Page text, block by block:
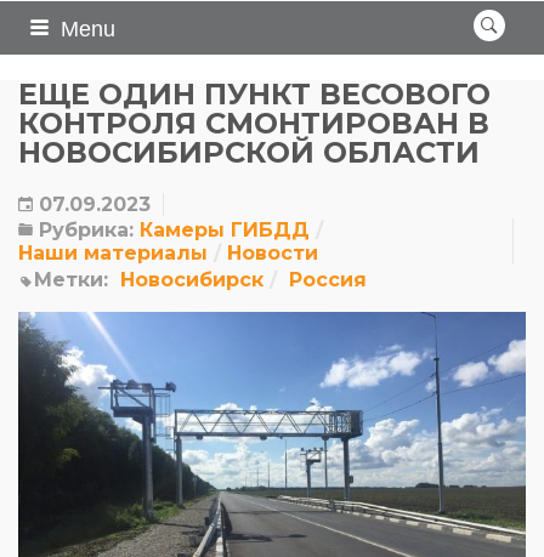
Menu
ЕЩЕ ОДИН ПУНКТ ВЕСОВОГО
КОНТРОЛЯ СМОНТИРОВАН В
НОВОСИБИРСКОЙ ОБЛАСТИ
07.09.2023
Рубрика: Камеры ГИБДД
Наши материалы
Новости
Метки: Новосибирск Россия